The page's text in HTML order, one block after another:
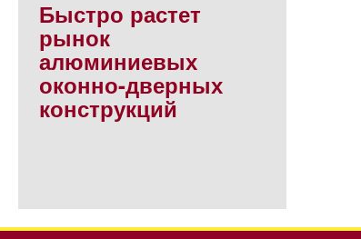
Быстро растет
рынок
алюминиевых
оконно-дверных
конструкций